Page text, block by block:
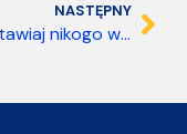
NASTĘPNY
Nie zostawiaj nikogo w tyle – 24 czerwca 2025